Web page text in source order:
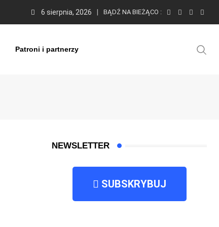
6 sierpnia, 2026 BĄDŹ NA BIEŻĄCO :
Patroni i partnerzy
NEWSLETTER
SUBSKRYBUJ